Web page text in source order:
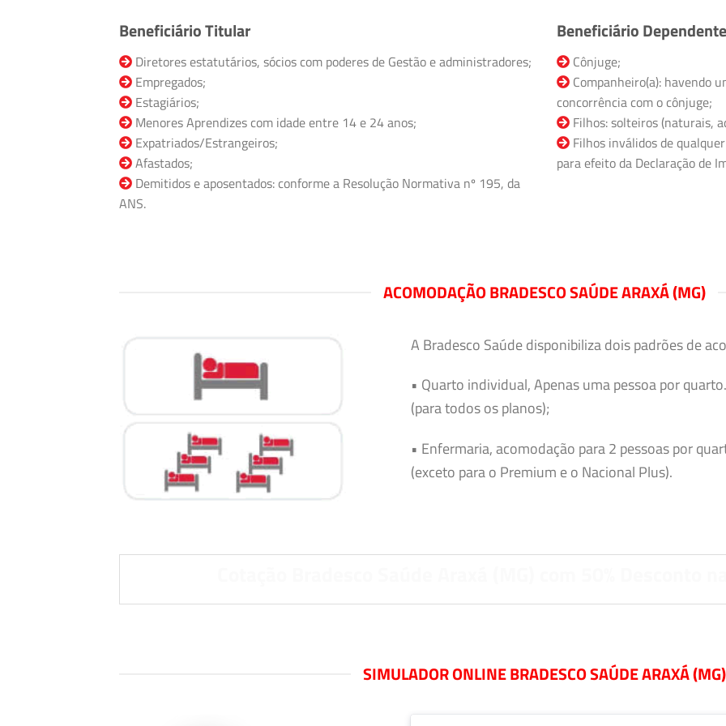
Beneficiário Titular
Diretores estatutários, sócios com poderes de Gestão e administradores;
Empregados;
Estagiários;
Menores Aprendizes com idade entre 14 e 24 anos;
Expatriados/Estrangeiros;
Afastados;
Demitidos e aposentados: conforme a Resolução Normativa nº 195, da
ANS.
Beneficiário Dependente
Cônjuge;
Companheiro(a): havendo
concorrência com o cônjuge;
Filhos: solteiros (naturais,
Filhos inválidos de
para efeito da Declaração de
ACOMODAÇÃO BRADESCO SAÚDE ARAXÁ (MG)
A Bradesco Saúde disponibiliza dois padrões de
• Quarto individual, Apenas uma pessoa por quarto.
(para todos os planos);
• Enfermaria, acomodação para 2 pessoas por
(exceto para o Premium e o Nacional Plus).
SIMULADOR ONLINE BRADESCO SAÚDE ARAXÁ (MG)